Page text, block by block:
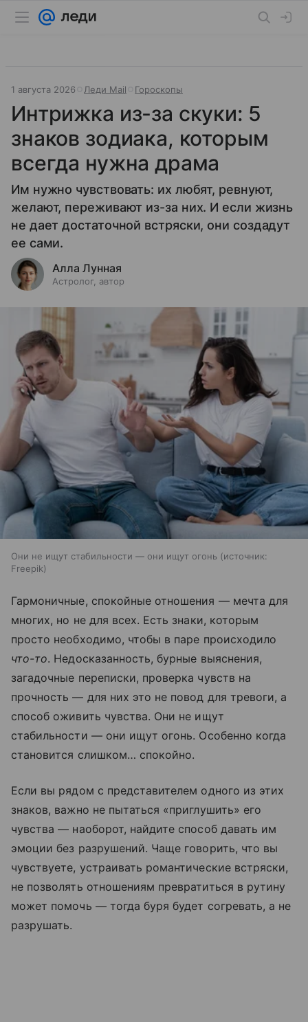
1 августа 2026 Леди Mail Гороскопы
Интрижка из-за скуки: 5
знаков зодиака, которым
всегда нужна драма
Им нужно чувствовать: их любят, ревнуют,
желают, переживают из-за них. И если жизнь
не дает достаточной встряски, они создадут
ее сами.
Алла Лунная
Астролог, автор
Они не ищут стабильности — они ищут огонь
источник:
Freepik
Гармоничные, спокойные отношения — мечта для
многих, но не для всех. Есть знаки, которым
просто необходимо, чтобы в паре происходило
что-то. Недосказанность, бурные выяснения,
загадочные переписки, проверка чувств на
прочность — для них это не повод для тревоги, а
способ оживить чувства. Они не ищут
стабильности — они ищут огонь. Особенно когда
становится слишком… спокойно.
Если вы рядом с представителем одного из этих
знаков, важно не пытаться «приглушить» его
чувства — наоборот, найдите способ давать им
эмоции без разрушений. Чаще говорить, что вы
чувствуете, устраивать романтические встряски,
не позволять отношениям превратиться в рутину
может помочь — тогда буря будет согревать, а не
разрушать.